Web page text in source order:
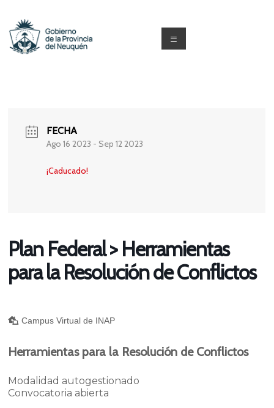
contenido
Formación
Neuquén
Menú
FECHA
Ago 16 2023 - Sep 12 2023
¡Caducado!
Plan Federal > Herramientas
para la Resolución de Conflictos
Campus Virtual de INAP
Herramientas para la Resolución de Conflictos
Modalidad autogestionado
Convocatoria abierta